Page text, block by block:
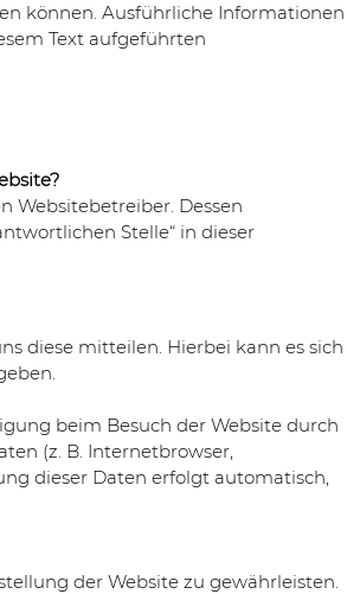
können. Ausführliche Informationen
Text aufgeführten
Websitebetreiber. Dessen
Stelle“ in dieser
diese mitteilen. Hierbei kann es sich
beim Besuch der Website durch
(z. B. Internetbrowser,
dieser Daten erfolgt automatisch,
der Website zu gewährleisten.